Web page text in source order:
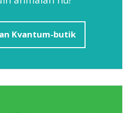
Kvantum-butik